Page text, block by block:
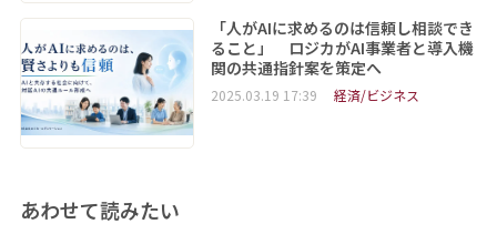
「人がAIに求めるのは信頼し相談でき
ること」 ロジカがAI事業者と導入機
関の共通指針案を策定へ
2025.03.19 17:39 経済/ビジネス
あわせて読みたい